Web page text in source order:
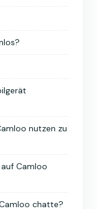
nutzen zu
Camloo
chatte?